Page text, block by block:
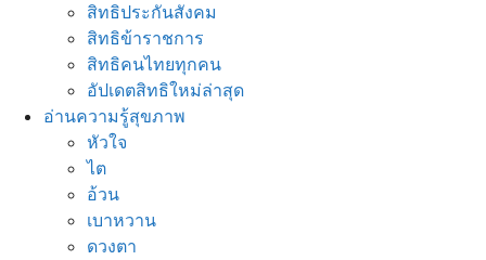
สิทธิประกันสังคม
สิทธิข้าราชการ
สิทธิคนไทยทุกคน
อัปเดตสิทธิใหม่ล่าสุด
อ่านความรู้สุขภาพ
หัวใจ
ไต
อ้วน
เบาหวาน
ดวงตา